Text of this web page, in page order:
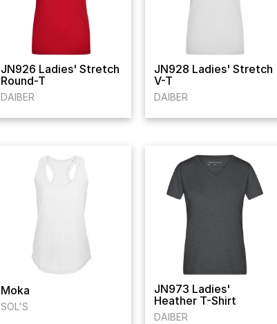
JN926 Ladies' Stretch
Round-T
DAIBER
JN928 Ladies' Stretch
V-T
DAIBER
Moka
SOL'S
JN973 Ladies'
Heather T-Shirt
DAIBER